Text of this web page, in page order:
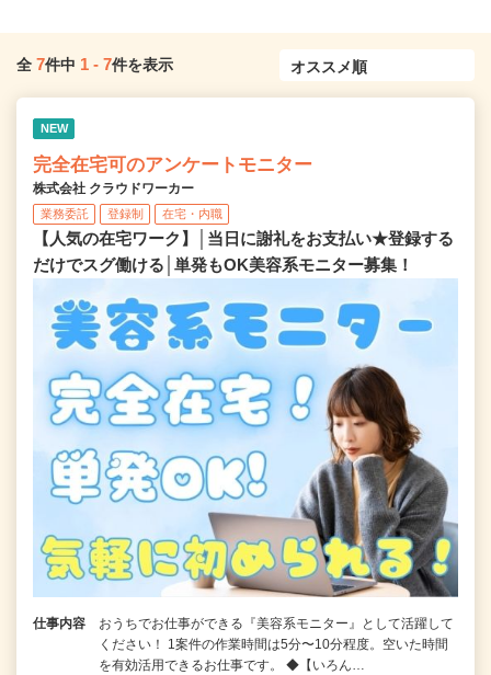
全 7件中 1 - 7件を表示
NEW
完全在宅可のアンケートモニター
株式会社 クラウドワーカー
業務委託 登録制 在宅・内職
【人気の在宅ワーク】│当日に謝礼をお支払い★登録する
だけでスグ働ける│単発もOK美容系モニター募集！
仕事内容
おうちでお仕事ができる『美容系モニター』として活躍して
ください！ 1案件の作業時間は5分〜10分程度。空いた時間
を有効活用できるお仕事です。 ◆【いろん…